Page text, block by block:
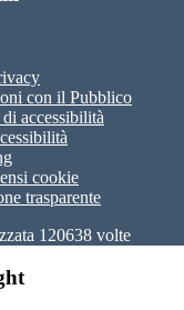
con il Pubblico
accessibilità
cookie
trasparente
120638 volte